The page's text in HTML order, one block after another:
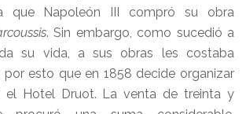
que Napoleón III compró su obra
. Sin embargo, como sucedió a
su vida, a sus obras les costaba
por esto que en 1858 decide organizar
el Hotel Druot. La venta de treinta y